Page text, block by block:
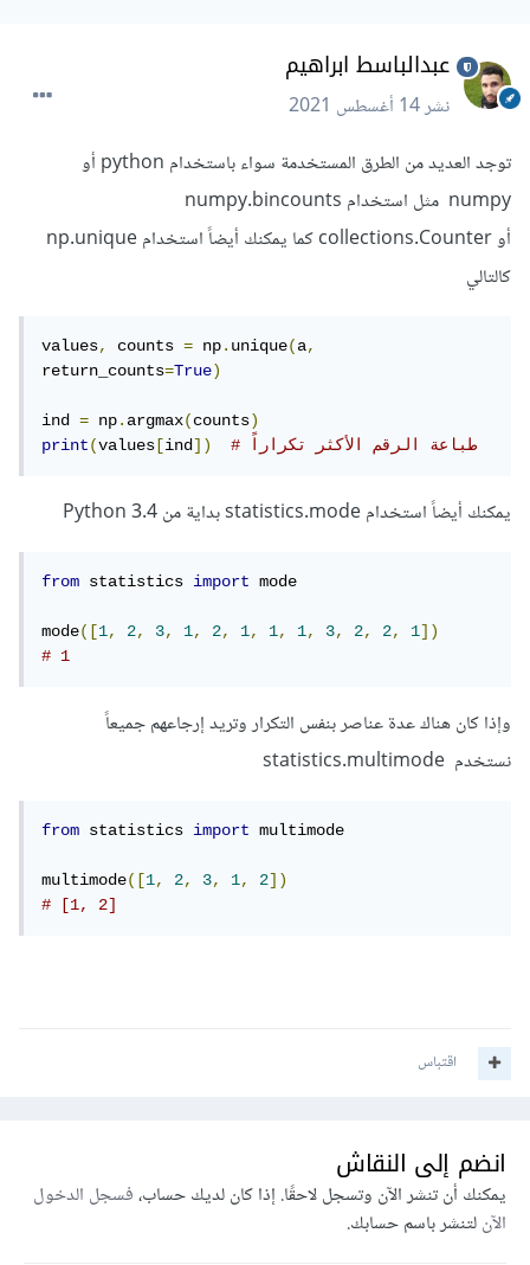
عبدالباسط ابراهيم
نشر14 أغسطس 2021
توجد العديد من الطرق المستخدمة سواء باستخدام python أو
numpy مثل استخدام numpy.bincounts
أو collections.Counter كما يمكنك أيضاً استخدام np.unique
كالتالي
values, counts = np.unique(a,
return_counts=True)
ind = np.argmax(counts)
print(values [ind]) # طباعة الرقم الأكثر تكراراً
يمكنك أيضاً استخدام statistics.mode بداية من Python 3.4
from statistics import mode
mode([1, 2, 3, 1, 2, 1, 1, 1, 3, 2, 2, 1])
# 1
وإذا كان هناك عدة عناصر بنفس التكرار وتريد إرجاعهم جميعاً
نستخدم statistics.multimode
from statistics import multimode
multimode([1, 2, 3, 1, 2])
# [1, 2]
اقتباس
انضم إلى النقاش
يمكنك أن تنشر الآن وتسجل لاحقًا. إذا كان لديك حساب،فسجل الدخول
الآنلتنشر باسم حسابك.